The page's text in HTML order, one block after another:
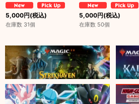
5,000円(税込)
在庫数 31個
5,000円(税込)
在庫数 50個